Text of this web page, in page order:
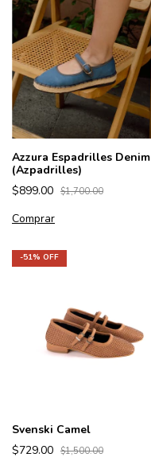
Azzura Espadrilles Denim
(Azpadrilles)
$899.00 $1,700.00
Comprar
-51% OFF
Svenski Camel
$729.00 $1,500.00